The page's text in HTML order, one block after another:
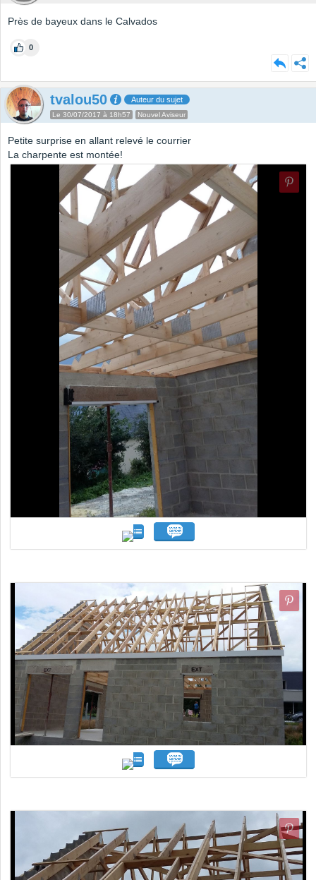
Près de bayeux dans le Calvados
0
tvalou50 Auteur du sujet
Le 30/07/2017 à 18h57 Nouvel Aviseur
Petite surprise en allant relevé le courrier
La charpente est montée!